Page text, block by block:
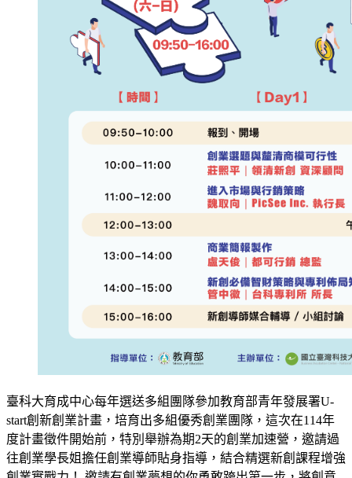
臺科大育成中心每年選送多組團隊參加教育部青年發展署U-
start創新創業計畫，培育出多組優秀創業團隊，這次在114年
度計畫徵件開始前，特別舉辦為期2天的創業加速營，邀請過
往創業學長姐擔任創業導師貼身指導，結合精選新創課程增強